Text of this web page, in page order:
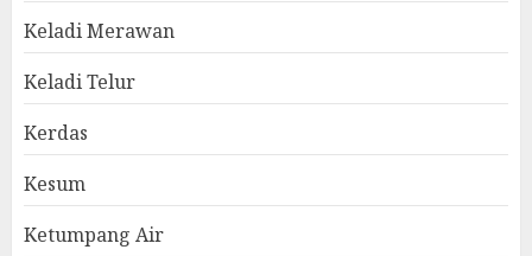
Keladi Merawan
Keladi Telur
Kerdas
Kesum
Ketumpang Air